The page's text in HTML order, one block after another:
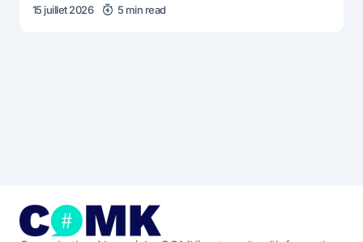
15 juillet 2026 5 min read